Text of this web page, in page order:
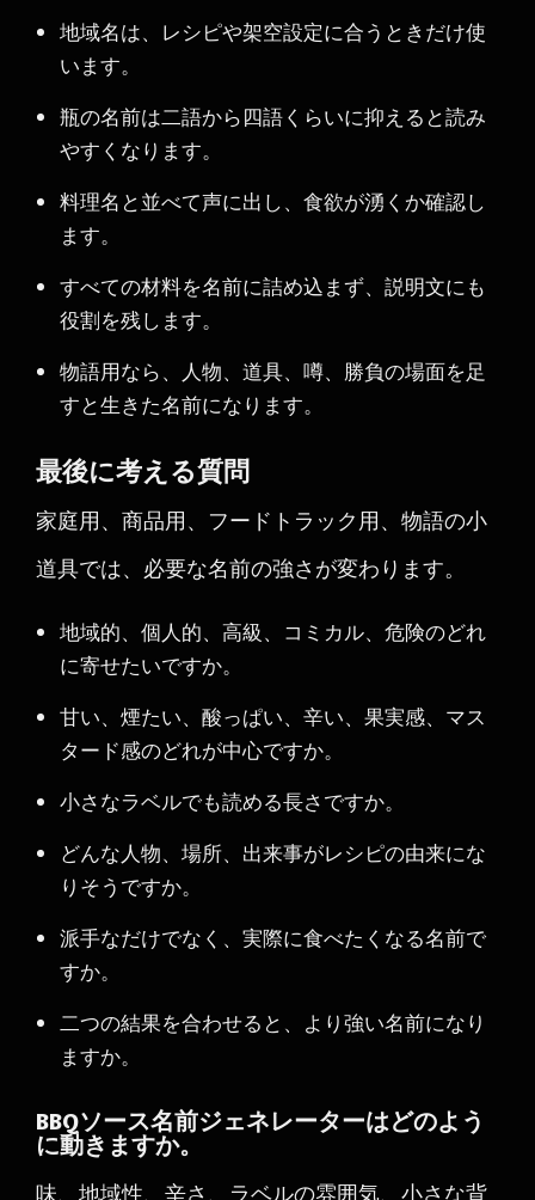
地域名は、レシピや架空設定に合うときだけ使
います。
瓶の名前は二語から四語くらいに抑えると読み
やすくなります。
料理名と並べて声に出し、食欲が湧くか確認し
ます。
すべての材料を名前に詰め込まず、説明文にも
役割を残します。
物語用なら、人物、道具、噂、勝負の場面を足
すと生きた名前になります。
最後に考える質問
家庭用、商品用、フードトラック用、物語の小
道具では、必要な名前の強さが変わります。
地域的、個人的、高級、コミカル、危険のどれ
に寄せたいですか。
甘い、煙たい、酸っぱい、辛い、果実感、マス
タード感のどれが中心ですか。
小さなラベルでも読める長さですか。
どんな人物、場所、出来事がレシピの由来にな
りそうですか。
派手なだけでなく、実際に食べたくなる名前で
すか。
二つの結果を合わせると、より強い名前になり
ますか。
BBQソース名前ジェネレーターはどのよう
に動きますか。
味、地域性、辛さ、ラベルの雰囲気、小さな背